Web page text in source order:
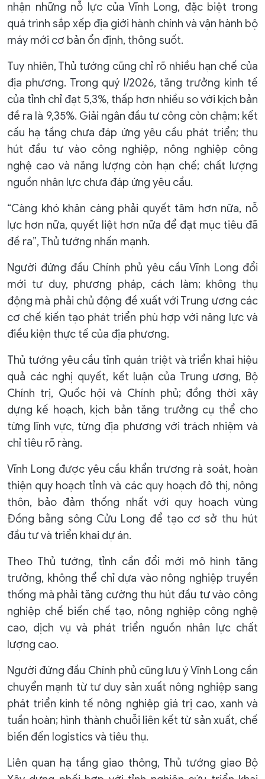
nhận những nỗ lực của Vĩnh Long, đặc biệt trong
quá trình sắp xếp địa giới hành chính và vận hành bộ
máy mới cơ bản ổn định, thông suốt.
Tuy nhiên, Thủ tướng cũng chỉ rõ nhiều hạn chế của
địa phương. Trong quý I/2026, tăng trưởng kinh tế
của tỉnh chỉ đạt 5,3%, thấp hơn nhiều so với kịch bản
đề ra là 9,35%. Giải ngân đầu tư công còn chậm; kết
cấu hạ tầng chưa đáp ứng yêu cầu phát triển; thu
hút đầu tư vào công nghiệp, nông nghiệp công
nghệ cao và năng lượng còn hạn chế; chất lượng
nguồn nhân lực chưa đáp ứng yêu cầu.
“Càng khó khăn càng phải quyết tâm hơn nữa, nỗ
lực hơn nữa, quyết liệt hơn nữa để đạt mục tiêu đã
đề ra”, Thủ tướng nhấn mạnh.
Người đứng đầu Chính phủ yêu cầu Vĩnh Long đổi
mới tư duy, phương pháp, cách làm; không thụ
động mà phải chủ động đề xuất với Trung ương các
cơ chế kiến tạo phát triển phù hợp với năng lực và
điều kiện thực tế của địa phương.
Thủ tướng yêu cầu tỉnh quán triệt và triển khai hiệu
quả các nghị quyết, kết luận của Trung ương, Bộ
Chính trị, Quốc hội và Chính phủ; đồng thời xây
dựng kế hoạch, kịch bản tăng trưởng cụ thể cho
từng lĩnh vực, từng địa phương với trách nhiệm và
chỉ tiêu rõ ràng.
Vĩnh Long được yêu cầu khẩn trương rà soát, hoàn
thiện quy hoạch tỉnh và các quy hoạch đô thị, nông
thôn, bảo đảm thống nhất với quy hoạch vùng
Đồng bằng sông Cửu Long để tạo cơ sở thu hút
đầu tư và triển khai dự án.
Theo Thủ tướng, tỉnh cần đổi mới mô hình tăng
trưởng, không thể chỉ dựa vào nông nghiệp truyền
thống mà phải tăng cường thu hút đầu tư vào công
nghiệp chế biến chế tạo, nông nghiệp công nghệ
cao, dịch vụ và phát triển nguồn nhân lực chất
lượng cao.
Người đứng đầu Chính phủ cũng lưu ý Vĩnh Long cần
chuyển mạnh từ tư duy sản xuất nông nghiệp sang
phát triển kinh tế nông nghiệp giá trị cao, xanh và
tuần hoàn; hình thành chuỗi liên kết từ sản xuất, chế
biến đến logistics và tiêu thụ.
Liên quan hạ tầng giao thông, Thủ tướng giao Bộ